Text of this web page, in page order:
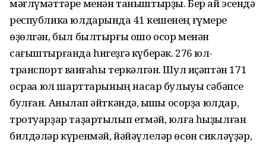
мәғлүмәттәре менән таныштырҙы. Бер ай эсендә
республика юлдарында 41 кешенең ғүмере
өҙөлгән, был былтырғы ошо осор менән
сағыштырғанда һигеҙгә күберәк. 276 юл-
транспорт ваҡиғаһы теркәлгән. Шул иҫәптән 171
осраҡҡа юл шарттарының насар булыуы сәбәпсе
булған. Аныҡлап әйткәндә, ҡышҡы осорҙа юлдар,
тротуарҙар таҙартылып етмәй, юлға һыҙылған
билдәләр күренмәй, йәйәүлеләр өсөн сикләүҙәр,